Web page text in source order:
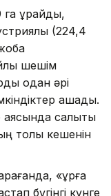
құрайды,
(224,4
шешім
одан әрі
ашады.
салықтық
толық кешенін
«құрғақ
бүгінгі күнге